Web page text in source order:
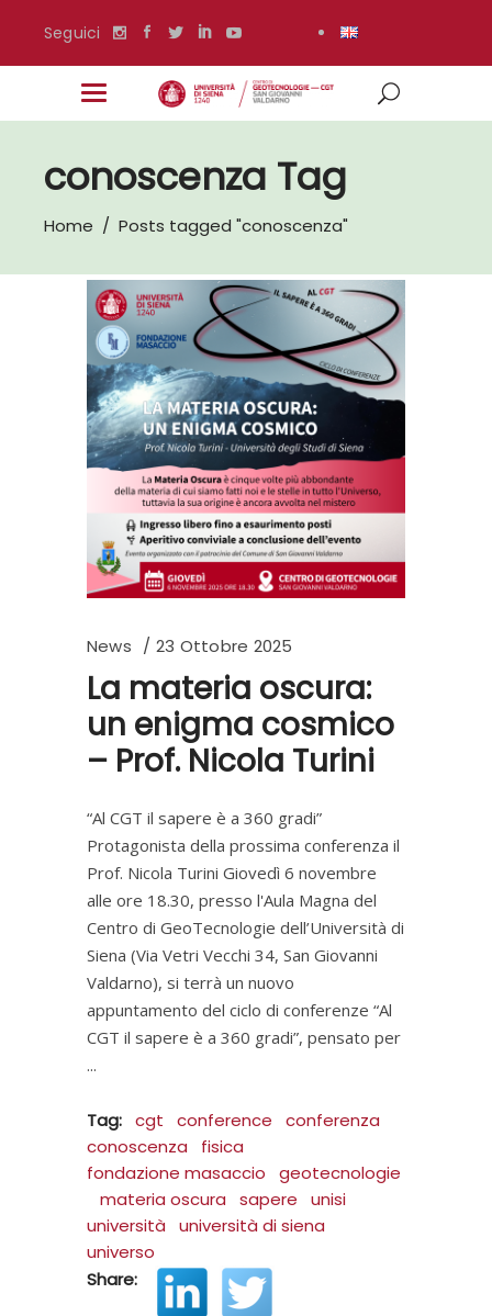
Seguici
conoscenza Tag
Home / Posts tagged "conoscenza"
News 23 Ottobre 2025
La materia oscura:
un enigma cosmico
– Prof. Nicola Turini
“Al CGT il sapere è a 360 gradi”
Protagonista della prossima conferenza il
Prof. Nicola Turini Giovedì 6 novembre
alle ore 18.30, presso l'Aula Magna del
Centro di GeoTecnologie dell’Università di
Siena (Via Vetri Vecchi 34, San Giovanni
Valdarno), si terrà un nuovo
appuntamento del ciclo di conferenze “Al
CGT il sapere è a 360 gradi”, pensato per
Tag: cgt conference
conferenza
conoscenza
fisica
fondazione masaccio
geotecnologie
materia oscura
sapere
unisi
università
università di siena
universo
Share: